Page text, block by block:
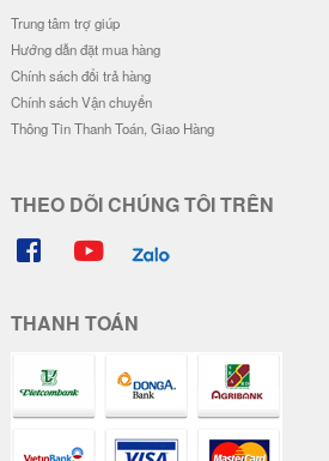
Trung tâm trợ giúp
Hướng dẫn đặt mua hàng
Chính sách đổi trả hàng
Chính sách Vận chuyển
Thông Tin Thanh Toán, Giao Hàng
THEO DÕI CHÚNG TÔI TRÊN
THANH TOÁN